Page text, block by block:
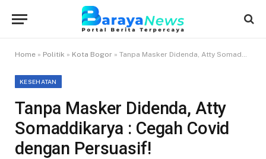
Home » Politik » Kota Bogor » Tanpa Masker Didenda, Atty Somaddikarya : Cegah Covid dengan Persuasif!
KESEHATAN
Tanpa Masker Didenda, Atty
Somaddikarya : Cegah Covid
dengan Persuasif!